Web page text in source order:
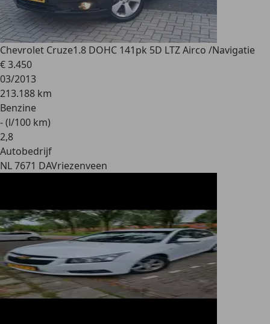
Chevrolet Cruze1.8 DOHC 141pk 5D LTZ Airco /Navigatie
€ 3.450
03/2013
213.188 km
Benzine
- (l/100 km)
2,8
Autobedrijf
NL 7671 DAVriezenveen